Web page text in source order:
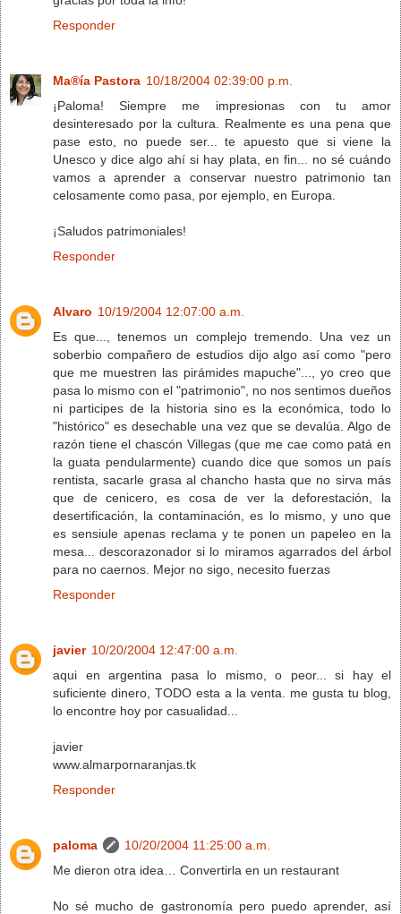
Responder
Ma®ía Pastora 10/18/2004 02:39:00 p.m.
¡Paloma! Siempre me impresionas con tu amor
desinteresado por la cultura. Realmente es una pena que
pase esto, no puede ser... te apuesto que si viene la
Unesco y dice algo ahí si hay plata, en fin... no sé cuándo
vamos a aprender a conservar nuestro patrimonio tan
celosamente como pasa, por ejemplo, en Europa.
¡Saludos patrimoniales!
Responder
Alvaro 10/19/2004 12:07:00 a.m.
Es que..., tenemos un complejo tremendo. Una vez un
soberbio compañero de estudios dijo algo así como "pero
que me muestren las pirámides mapuche"..., yo creo que
pasa lo mismo con el "patrimonio", no nos sentimos dueños
ni participes de la historia sino es la económica, todo lo
"histórico" es desechable una vez que se devalúa. Algo de
razón tiene el chascón Villegas (que me cae como patá en
la guata pendularmente) cuando dice que somos un país
rentista, sacarle grasa al chancho hasta que no sirva más
que de cenicero, es cosa de ver la deforestación, la
desertificación, la contaminación, es lo mismo, y uno que
es sensiule apenas reclama y te ponen un papeleo en la
mesa... descorazonador si lo miramos agarrados del árbol
para no caernos. Mejor no sigo, necesito fuerzas
Responder
javier 10/20/2004 12:47:00 a.m.
aqui en argentina pasa lo mismo, o peor... si hay el
suficiente dinero, TODO esta a la venta. me gusta tu blog,
lo encontre hoy por casualidad...
javier
www.almarpornaranjas.tk
Responder
paloma
10/20/2004 11:25:00 a.m.
Me dieron otra idea… Convertirla en un restaurant
No sé mucho de gastronomía pero puedo aprender, así